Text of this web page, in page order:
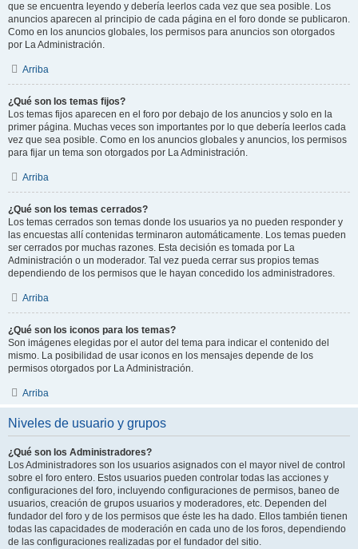
que se encuentra leyendo y debería leerlos cada vez que sea posible. Los
anuncios aparecen al principio de cada página en el foro donde se publicaron.
Como en los anuncios globales, los permisos para anuncios son otorgados
por La Administración.
Arriba
¿Qué son los temas fijos?
Los temas fijos aparecen en el foro por debajo de los anuncios y solo en la
primer página. Muchas veces son importantes por lo que debería leerlos cada
vez que sea posible. Como en los anuncios globales y anuncios, los permisos
para fijar un tema son otorgados por La Administración.
Arriba
¿Qué son los temas cerrados?
Los temas cerrados son temas donde los usuarios ya no pueden responder y
las encuestas allí contenidas terminaron automáticamente. Los temas pueden
ser cerrados por muchas razones. Esta decisión es tomada por La
Administración o un moderador. Tal vez pueda cerrar sus propios temas
dependiendo de los permisos que le hayan concedido los administradores.
Arriba
¿Qué son los iconos para los temas?
Son imágenes elegidas por el autor del tema para indicar el contenido del
mismo. La posibilidad de usar iconos en los mensajes depende de los
permisos otorgados por La Administración.
Arriba
Niveles de usuario y grupos
¿Qué son los Administradores?
Los Administradores son los usuarios asignados con el mayor nivel de control
sobre el foro entero. Estos usuarios pueden controlar todas las acciones y
configuraciones del foro, incluyendo configuraciones de permisos, baneo de
usuarios, creación de grupos usuarios y moderadores, etc. Dependen del
fundador del foro y de los permisos que éste les ha dado. Ellos también tienen
todas las capacidades de moderación en cada uno de los foros, dependiendo
de las configuraciones realizadas por el fundador del sitio.